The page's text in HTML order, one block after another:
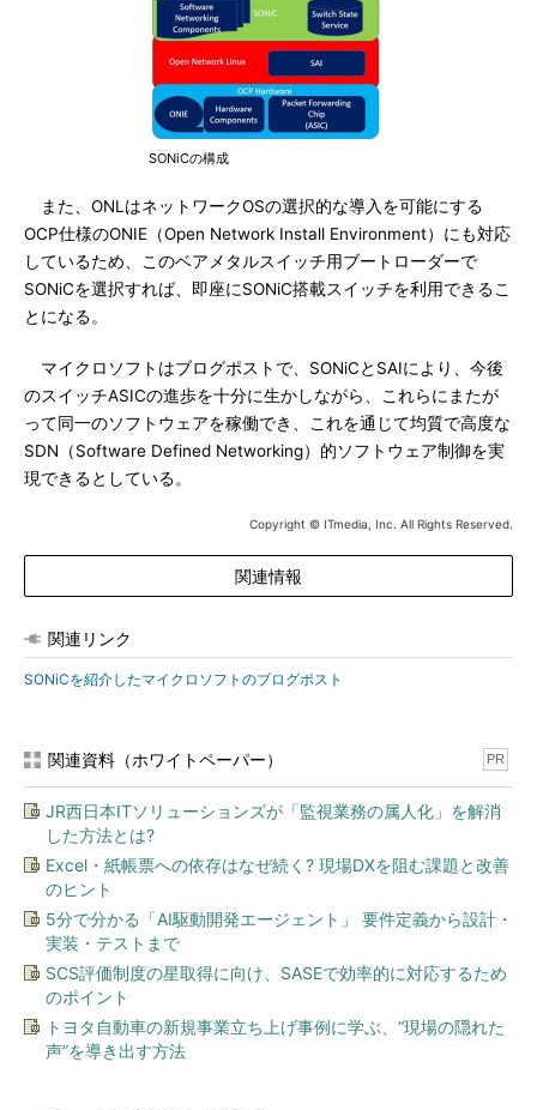
SONiCの構成
また、ONLはネットワークOSの選択的な導入を可能にする
OCP仕様のONIE（Open Network Install Environment）にも対応
しているため、このベアメタルスイッチ用ブートローダーで
SONiCを選択すれば、即座にSONiC搭載スイッチを利用できるこ
とになる。
マイクロソフトはブログポストで、SONiCとSAIにより、今後
のスイッチASICの進歩を十分に生かしながら、これらにまたが
って同一のソフトウェアを稼働でき、これを通じて均質で高度な
SDN（Software Defined Networking）的ソフトウェア制御を実
現できるとしている。
Copyright © ITmedia, Inc. All Rights Reserved.
関連情報
関連リンク
SONiCを紹介したマイクロソフトのブログポスト
関連資料（ホワイトペーパー） PR
JR西日本ITソリューションズが「監視業務の属人化」を解消
した方法とは?
Excel・紙帳票への依存はなぜ続く? 現場DXを阻む課題と改善
のヒント
5分で分かる「AI駆動開発エージェント」 要件定義から設計・
実装・テストまで
SCS評価制度の星取得に向け、SASEで効率的に対応するため
のポイント
トヨタ自動車の新規事業立ち上げ事例に学ぶ、“現場の隠れた
声”を導き出す方法